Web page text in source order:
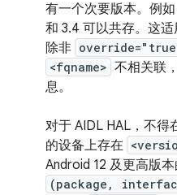
有一个次要版本。例
和 3.4 可以共存。这
除非
<fqname> 不相关联
息。
对于 AIDL HAL，不得
的设备上存在
Android 12 及更高版
(package,